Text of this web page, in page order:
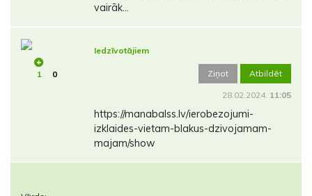
vairāk...
1 0
Iedzīvotājiem
Ziņot Atbildēt
28.02.2024. 11:05
https://manabalss.lv/ierobezojumi-
izklaides-vietam-blakus-dzivojamam-
majam/show